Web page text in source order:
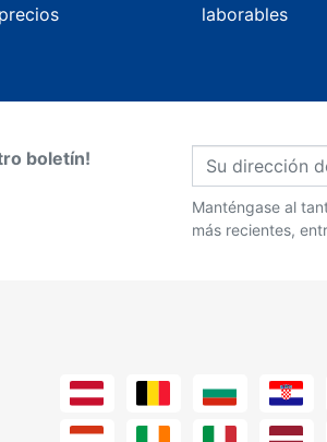
laborables
boletín!
Manténgase al
más recientes,